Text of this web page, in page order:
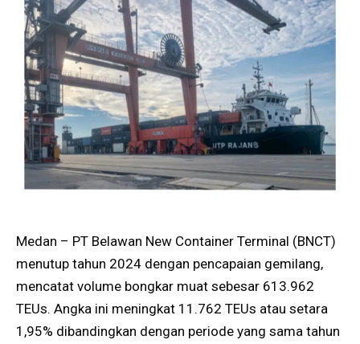
Medan – PT Belawan New Container Terminal (BNCT)
menutup tahun 2024 dengan pencapaian gemilang,
mencatat volume bongkar muat sebesar 613.962
TEUs. Angka ini meningkat 11.762 TEUs atau setara
1,95% dibandingkan dengan periode yang sama tahun